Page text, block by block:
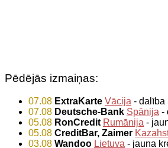
Pēdējās izmaiņas:
07.08 ExtraKarte Vācija - dalība
07.08 Deutsche-Bank Spānija -
05.08 RonCredit Rumānija -
05.08 CreditBar, Zaimer
03.08 Wandoo Lietuva - jauna